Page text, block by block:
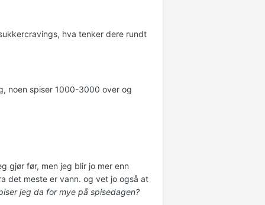
hva tenker dere rundt
noen spiser 1000-3000 over og
gjør før, men jeg blir jo mer enn
det meste er vann. og vet jo også at
jeg da for mye på spisedagen?